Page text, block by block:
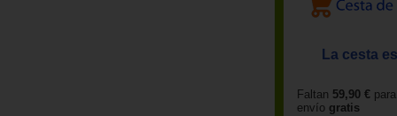
La cesta
Faltan 59,90 €
envío gratis